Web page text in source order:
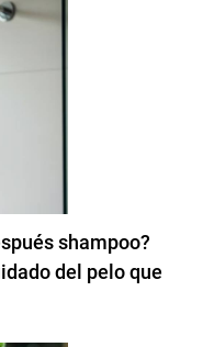
shampoo?
del pelo que